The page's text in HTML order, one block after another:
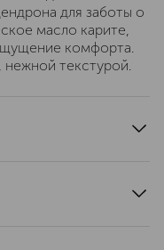
для заботы о
масло карите,
комфорта.
текстурой.